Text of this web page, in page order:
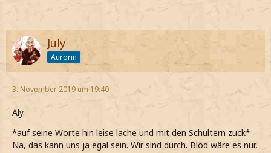
July
Aurorin
3. November 2019 um 19:40
Aly.
*auf seine Worte hin leise lache und mit den Schultern zuck*
Na, das kann uns ja egal sein. Wir sind durch. Blöd wäre es nur,